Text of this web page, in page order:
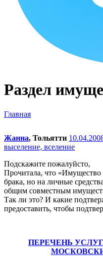
Раздел
Главная
Жанна, Тольятти
выселение, вселение
Подскажите пожалуйсто,
Прочитала, что «Имущество
брака, но на личные
общим совместным
Так ли это? И какие
предоставить, чтобы
ПЕРЕЧЕНЬ